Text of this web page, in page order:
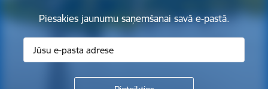
Piesakies jaunumu saņemšanai savā e-pastā.